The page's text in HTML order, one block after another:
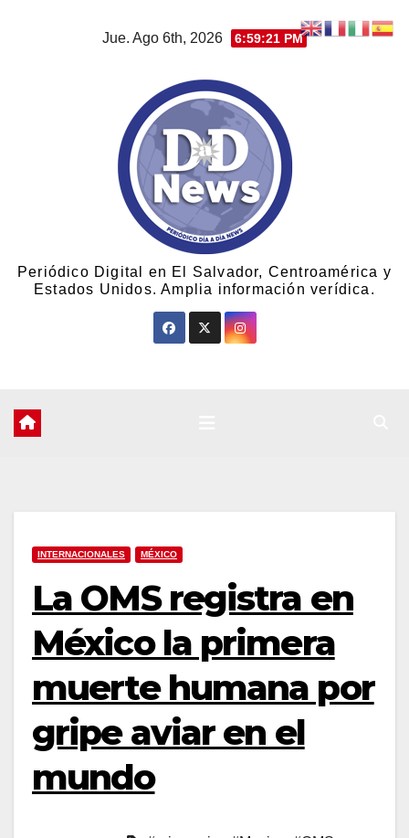
Jue. Ago 6th, 2026 6:59:21 PM
Periódico Digital en El Salvador, Centroamérica y
Estados Unidos. Amplia información verídica.
INTERNACIONALES MÉXICO
La OMS registra en
México la primera
muerte humana por
gripe aviar en el
mundo